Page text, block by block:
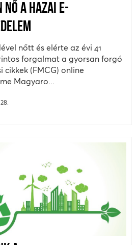
NŐ A HAZAI E-
nőtt és elérte az évi 41
forgalmat a gyorsan forgó
cikkek (FMCG) online
Magyaro...